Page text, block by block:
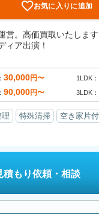
お気に入りに追加
営。高価買取いたします
ィア出演！
30,000円〜 1LDK
90,000円〜 3LDK
特殊清掃 空き家片
積もり依頼・相談